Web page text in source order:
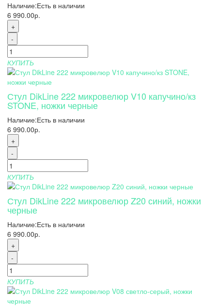
Наличие:Есть в наличии
6 990.00р.
+
-
КУПИТЬ
Стул DikLine 222 микровелюр V10 капучино/кз
STONE, ножки черные
Наличие:Есть в наличии
6 990.00р.
+
-
КУПИТЬ
Стул DikLine 222 микровелюр Z20 синий, ножки
черные
Наличие:Есть в наличии
6 990.00р.
+
-
КУПИТЬ